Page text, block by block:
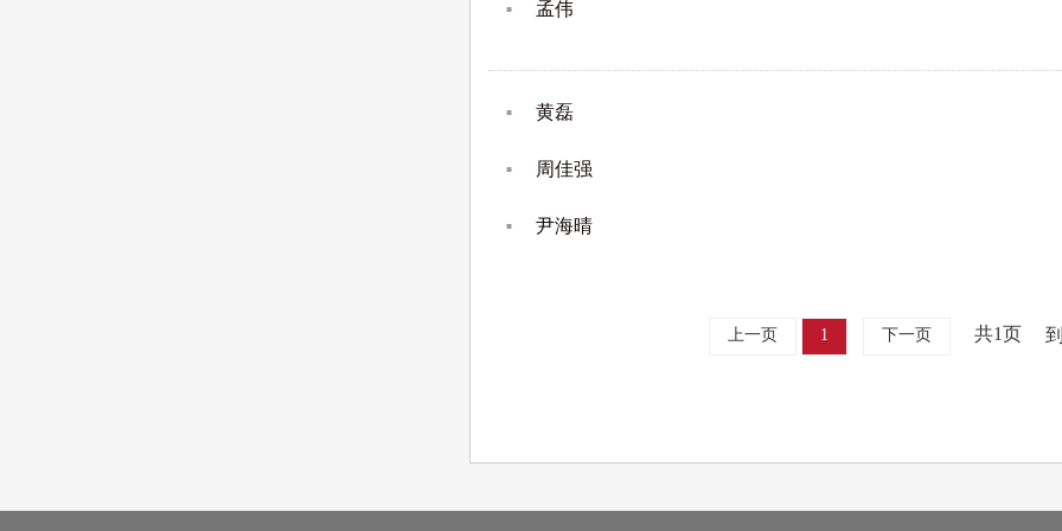
孟伟
黄磊
周佳强
尹海晴
上一页 1 下一页 共1页